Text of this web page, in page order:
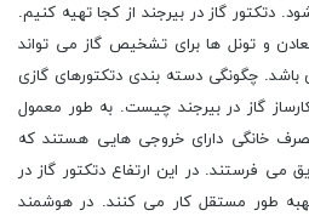
گاز در بیرجند از کجا تهیه کنیم.
و تونل ها برای تشخیص گاز می تواند
باشد. چگونگی دسته بندی دتکتورهای گازی
گاز در بیرجند چیست. به طور معمول
مصرف خانگی دارای خروجی هایی هستند که
می فرستند. در این ارتفاع دتکتور گاز در
طور مستقل کار می کنند. در هوشمند